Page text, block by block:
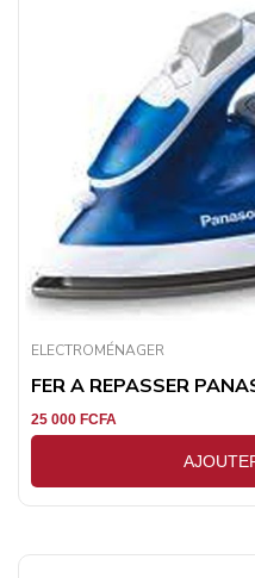
ELECTROMÉNAGER
FER A REPASSER
25 000 FCFA